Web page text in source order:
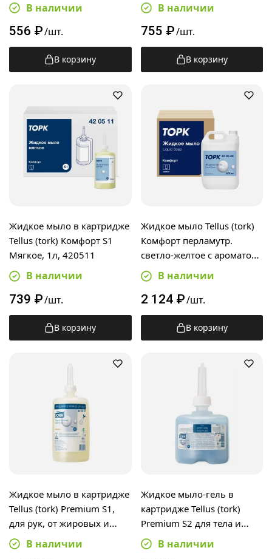
В наличии
556 ₽/шт.
В корзину
В наличии
755 ₽/шт.
В корзину
Жидкое мыло в картридже
Tellus (tork) Комфорт S1
Мягкое, 1л, 420511
В наличии
739 ₽/шт.
В корзину
Жидкое мыло Tellus (tork)
Комфорт перламутр.
светло-желтое с ароматом
свежести 5л, канистра,
409844
В наличии
2 124 ₽/шт.
В корзину
Жидкое мыло в картридже
Tellus (tork) Premium S1,
для рук, от жировых и
технических загрязнений,
1л, 420401
В наличии
Жидкое мыло-гель в
картридже Tellus (tork)
Premium S2 для тела и
волос, 475мл, 420602
В наличии